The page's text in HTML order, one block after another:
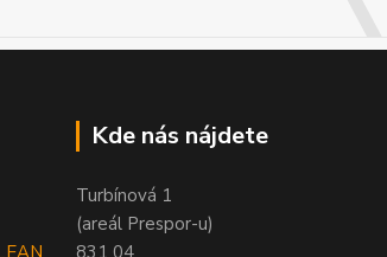
Kde nás nájdete
Turbínová 1
(areál Prespor-u)
831 04